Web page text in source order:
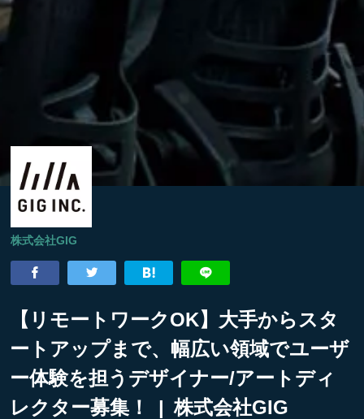
株式会社GIG
【リモートワークOK】大手からスタ
ートアップまで、幅広い領域でユーザ
ー体験を担うデザイナー/アートディ
レクター募集！ | 株式会社GIG